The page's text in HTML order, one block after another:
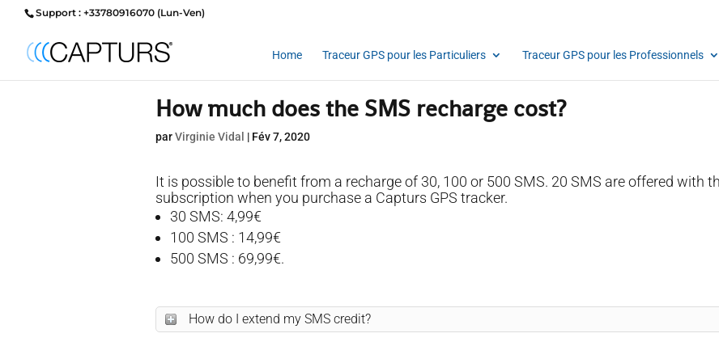
Support : +33780916070 (Lun-Ven)
Home Traceur GPS pour les Particuliers Traceur GPS pour les Professionnels
How much does the SMS recharge cost?
parVirginie Vidal | Fév 7, 2020
It is possible to benefit from a recharge of 30, 100 or 500 SMS. 20 SMS are offered with
subscription when you purchase a Capturs GPS tracker.
30 SMS: 4,99€
100 SMS : 14,99€
500 SMS : 69,99€.
How do I extend my SMS credit?